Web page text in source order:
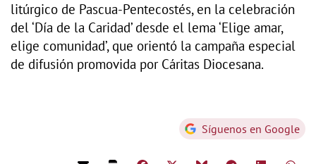
litúrgico de Pascua-Pentecostés, en la celebración
del ‘Día de la Caridad’ desde el lema ‘Elige amar,
elige comunidad’, que orientó la campaña especial
de difusión promovida por Cáritas Diocesana.
Síguenos en Google